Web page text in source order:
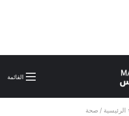
القائمة
الرئيسية / صحة